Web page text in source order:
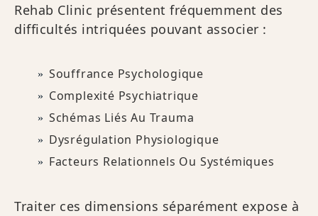
Rehab Clinic présentent fréquemment des
difficultés intriquées pouvant associer :
Souffrance Psychologique
Complexité Psychiatrique
Schémas Liés Au Trauma
Dysrégulation Physiologique
Facteurs Relationnels Ou Systémiques
Traiter ces dimensions séparément expose à